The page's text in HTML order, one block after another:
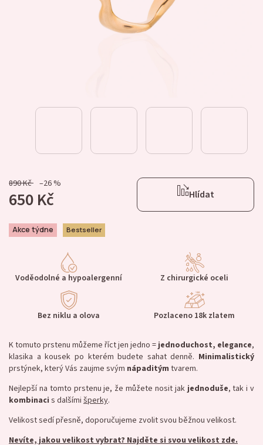
890 Kč –26 %
650 Kč Hlídat
Akce týdne Bestseller
Voděodolné a hypoalergenní Z chirurgické oceli
Bez niklu a olova Pozlaceno 18k zlatem
K tomuto prstenu můžeme říct jen jedno =jednoduchost, elegance,
klasika a kousek po kterém budete sahat denně. Minimalistický
prstýnek, který Vás zaujme svým nápaditým tvarem.
Nejlepší na tomto prstenu je, že můžete nosit jakjednoduše, tak i v
kombinaci s dalšími šperky.
Velikost sedí přesně, doporučujeme zvolit svou běžnou velikost.
Nevíte, jakou velikost vybrat? Najděte si svou velikost zde.